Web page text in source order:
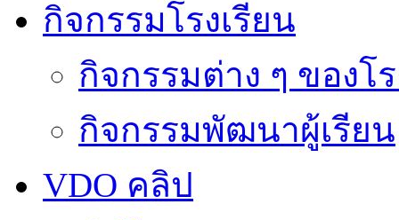
กิจกรรมโรงเรียน
กิจกรรมต่าง ๆ ของโ
กิจกรรมพัฒนาผู้เรียน
VDO คลิป